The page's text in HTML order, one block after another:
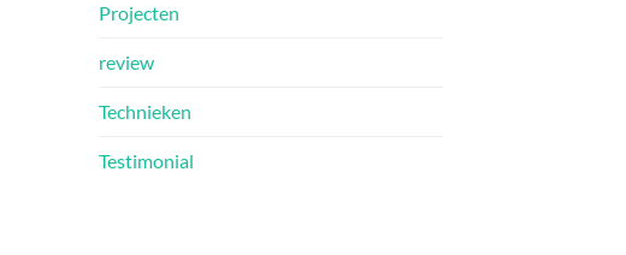
Projecten
review
Technieken
Testimonial